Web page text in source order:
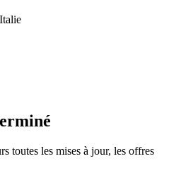
toutes les mises à jour, les offres